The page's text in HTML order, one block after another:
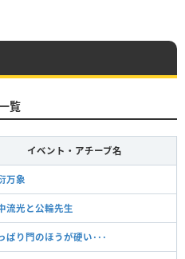
覧
イベント・アチーブ名
万象
流光と公輪先生
ぱり門のほうが硬い･･･